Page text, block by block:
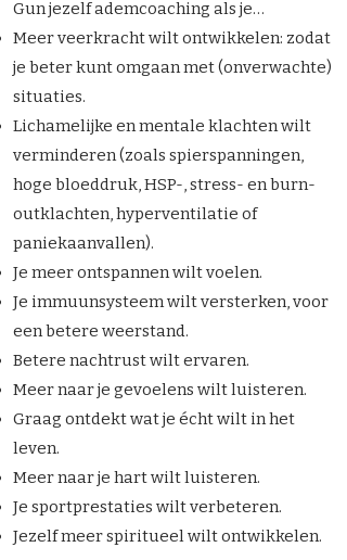
Gun jezelf ademcoaching als je…
Meer veerkracht wilt ontwikkelen: zodat
je beter kunt omgaan met (onverwachte)
situaties.
Lichamelijke en mentale klachten wilt
verminderen (zoals spierspanningen,
hoge bloeddruk, HSP-, stress- en burn-
outklachten, hyperventilatie of
paniekaanvallen).
Je meer ontspannen wilt voelen.
Je immuunsysteem wilt versterken, voor
een betere weerstand.
Betere nachtrust wilt ervaren.
Meer naar je gevoelens wilt luisteren.
Graag ontdekt wat je écht wilt in het
leven.
Meer naar je hart wilt luisteren.
Je sportprestaties wilt verbeteren.
Jezelf meer spiritueel wilt ontwikkelen.